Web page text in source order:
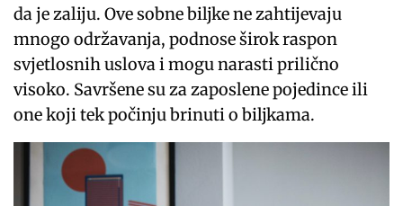
da je zaliju. Ove sobne biljke ne zahtijevaju
mnogo održavanja, podnose širok raspon
svjetlosnih uslova i mogu narasti prilično
visoko. Savršene su za zaposlene pojedince ili
one koji tek počinju brinuti o biljkama.